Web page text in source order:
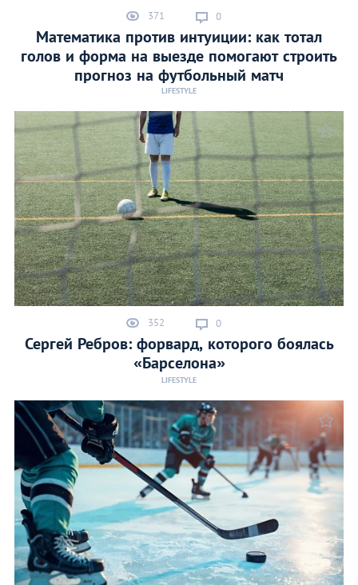
371 0
Математика против интуиции: как тотал
голов и форма на выезде помогают строить
прогноз на футбольный матч
LIFESTYLE
352 0
Сергей Ребров: форвард, которого боялась
«Барселона»
LIFESTYLE